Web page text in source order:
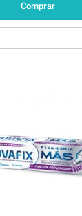
Comprar